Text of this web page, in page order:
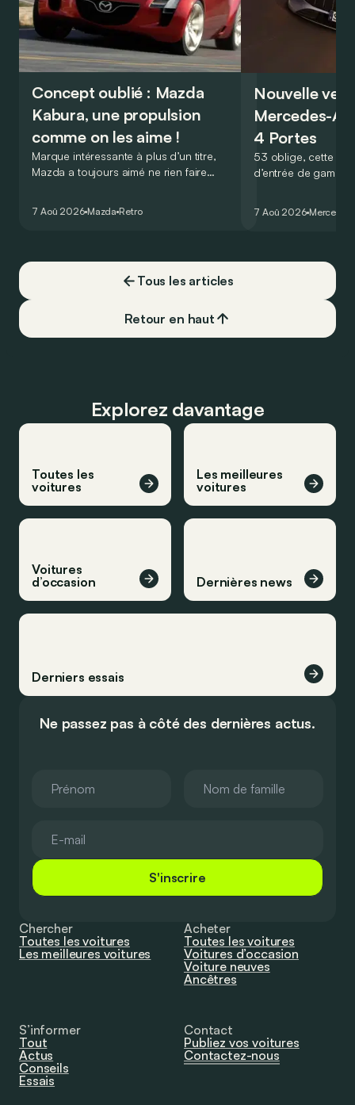
Concept oublié : Mazda
Kabura, une propulsion
comme on les aime !
Marque intéressante à plus d’un titre,
Mazda a toujours aimé ne rien faire
de la plus belle des manières…
7 Aoû 2026 Mazda Retro
Nouvelle
Mercedes-
4 Portes
53 oblige, cette
d’entrée de
moins…
7 Aoû 2026 Mercedes
Tous les articles
Retour en haut
Explorez davantage
Toutes les
voitures
Les meilleures
voitures
Voitures
d’occasion
Dernières news
Derniers essais
Ne passez pas à côté des dernières actus.
S'inscrire
Chercher
Toutes les voitures
Les meilleures voitures
Acheter
Toutes les voitures
Voitures d’occasion
Voiture neuves
Ancêtres
S’informer
Tout
Actus
Conseils
Essais
Contact
Publiez vos voitures
Contactez-nous